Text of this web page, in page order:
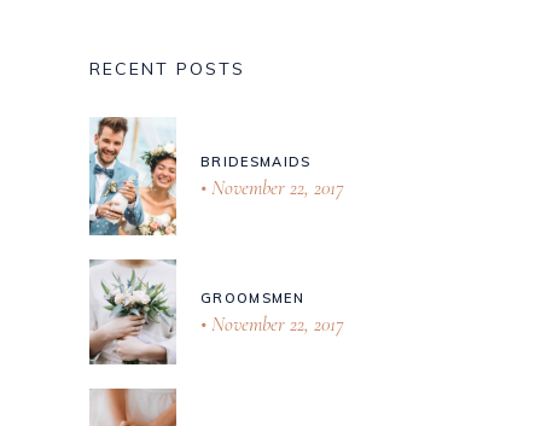
RECENT POSTS
BRIDESMAIDS
November 22, 2017
GROOMSMEN
November 22, 2017